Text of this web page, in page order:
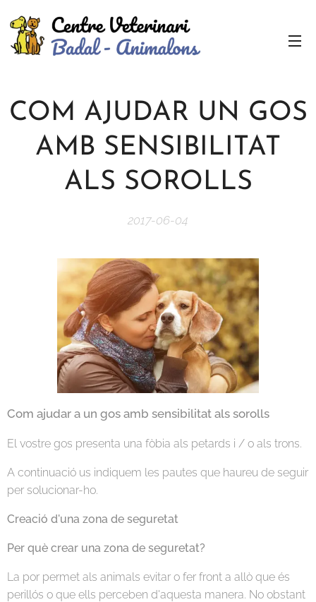
COM AJUDAR UN GOS
AMB SENSIBILITAT
ALS SOROLLS
2017-06-04
Com ajudar a un gos amb sensibilitat als sorolls
El vostre gos presenta una fòbia als petards i / o als trons.
A continuació us indiquem les pautes que haureu de seguir
per solucionar-ho.
Creació d'una zona de seguretat
Per què crear una zona de seguretat?
La por permet als animals evitar o fer front a allò que és
perillós o que ells perceben d'aquesta manera. No obstant